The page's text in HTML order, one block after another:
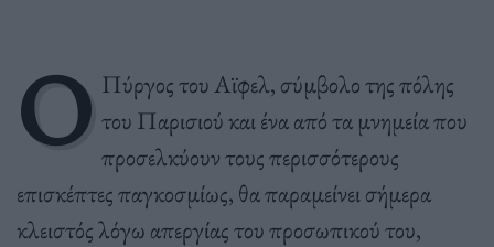
Ο Πύργος του Αϊφελ, σύμβολο της πόλης
του Παρισιού και ένα από τα μνημεία που
προσελκύουν τους περισσότερους
επισκέπτες παγκοσμίως, θα παραμείνει σήμερα
κλειστός λόγω απεργίας του προσωπικού του,